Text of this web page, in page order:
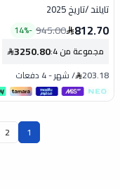
تايلند/تاريخ 2025
812.70
945.00
-
14%
مجموعة من 4 :
3250.80
203.18
/شهر-4 دفعات
1
2